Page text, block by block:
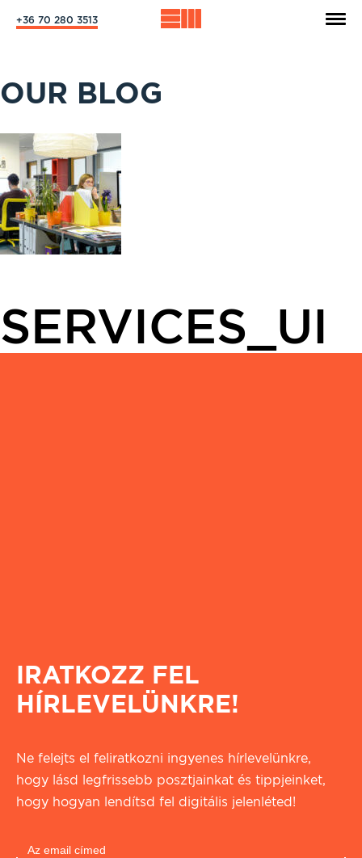
+36 70 280 3513
OUR BLOG
SERVICES_UI
IRATKOZZ FEL
HÍRLEVELÜNKRE!
Ne felejts el feliratkozni ingyenes hírlevelünkre,
hogy lásd legfrissebb posztjainkat és tippjeinket,
hogy hogyan lendítsd fel digitális jelenléted!